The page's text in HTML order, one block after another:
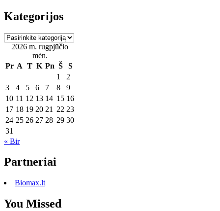
Kategorijos
Kategorijos
2026 m. rugpjūčio
mėn.
Pr A T K Pn Š
S
1
2
3
4 5 6 7 8
9
10 11 12 13 14 15 16
17 18 19 20 21 22 23
24 25 26 27 28 29 30
31
« Bir
Partneriai
Biomax.lt
You Missed